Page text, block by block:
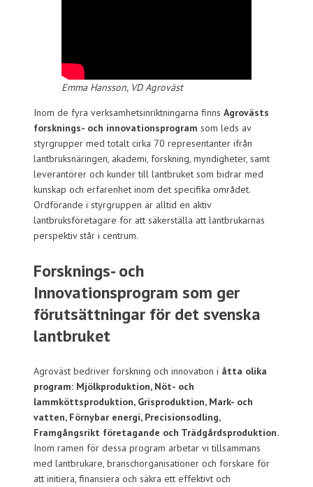
Emma Hansson, VD Agroväst
Inom de fyra verksamhetsinriktningarna finns Agrovästs
forsknings- och innovationsprogram som leds av
styrgrupper med totalt cirka 70 representanter ifrån
lantbruksnäringen, akademi, forskning, myndigheter, samt
leverantörer och kunder till lantbruket som bidrar med
kunskap och erfarenhet inom det specifika området.
Ordförande i styrgruppen är alltid en aktiv
lantbruksföretagare för att säkerställa att lantbrukarnas
perspektiv står i centrum.
Forsknings- och
Innovationsprogram som ger
förutsättningar för det svenska
lantbruket
Agroväst bedriver forskning och innovation i åtta olika
program: Mjölkproduktion, Nöt- och
lammköttsproduktion, Grisproduktion, Mark- och
vatten, Förnybar energi, Precisionsodling,
Framgångsrikt företagande och Trädgårdsproduktion.
Inom ramen för dessa program arbetar vi tillsammans
med lantbrukare, branschorganisationer och forskare för
att initiera, finansiera och säkra ett effektivt och